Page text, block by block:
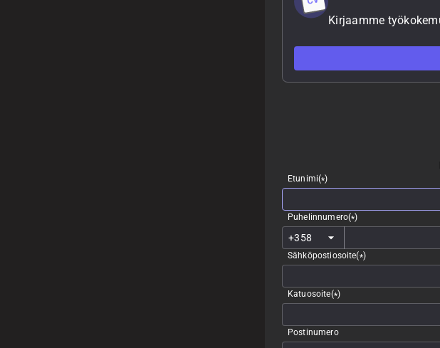
Kirjaamme
Etunimi(*)
Puhelinnumero(*)
Sähköpostiosoite(*)
Katuosoite(*)
Postinumero